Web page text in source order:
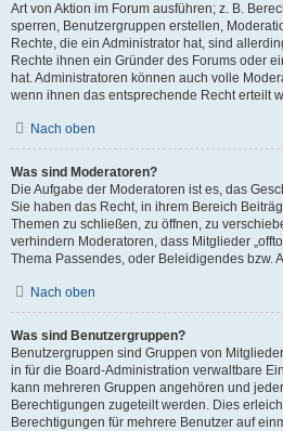
Art von Aktion im Forum ausführen; z. B.
sperren, Benutzergruppen erstellen,
Rechte, die ein Administrator hat, sind
Rechte ihnen ein Gründer des Forums oder
hat. Administratoren können auch volle
wenn ihnen das entsprechende Recht erteilt
Nach oben
Was sind Moderatoren?
Die Aufgabe der Moderatoren ist es, das
Sie haben das Recht, in ihrem Bereich
Themen zu schließen, zu öffnen, zu
verhindern Moderatoren, dass Mitglieder
Thema Passendes, oder Beleidigendes bzw.
Nach oben
Was sind Benutzergruppen?
Benutzergruppen sind Gruppen von
in für die Board-Administration verwaltbare
kann mehreren Gruppen angehören und
Berechtigungen zugeteilt werden. Dies
Berechtigungen für mehrere Benutzer auf